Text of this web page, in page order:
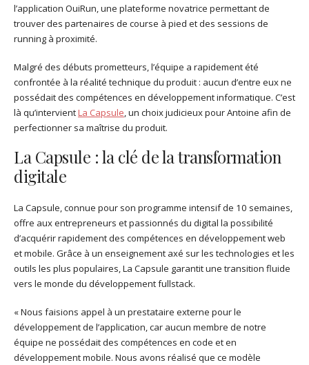
l’application OuiRun, une plateforme novatrice permettant de
trouver des partenaires de course à pied et des sessions de
running à proximité.
Malgré des débuts prometteurs, l’équipe a rapidement été
confrontée à la réalité technique du produit : aucun d’entre eux ne
possédait des compétences en développement informatique. C’est
là qu’intervientLa Capsule , un choix judicieux pour Antoine afin de
perfectionner sa maîtrise du produit.
La Capsule : la clé de la transformation
digitale
La Capsule, connue pour son programme intensif de 10 semaines,
offre aux entrepreneurs et passionnés du digital la possibilité
d’acquérir rapidement des compétences en développement web
et mobile. Grâce à un enseignement axé sur les technologies et les
outils les plus populaires, La Capsule garantit une transition fluide
vers le monde du développement fullstack.
« Nous faisions appel à un prestataire externe pour le
développement de l’application, car aucun membre de notre
équipe ne possédait des compétences en code et en
développement mobile. Nous avons réalisé que ce modèle